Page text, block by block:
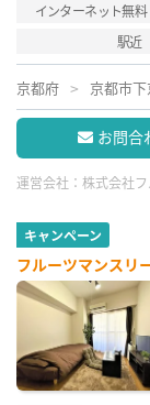
インターネット無料
駅近
京都府 京都市
お問合
運営会社： 株式会社
キャンペーン
フルーツマンス